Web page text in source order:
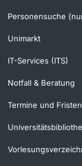
Personensuche
Unimarkt
IT-Services (ITS)
Notfall & Beratung
Termine und Fristen